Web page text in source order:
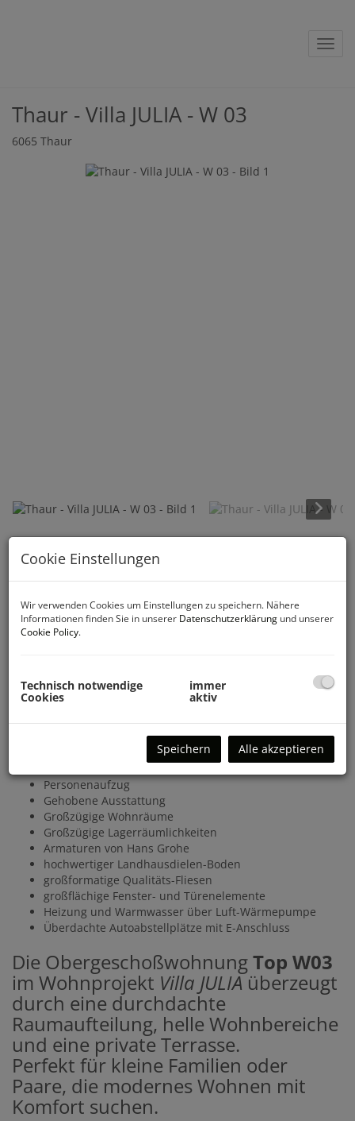
Thaur - Villa JULIA - W 03
6065 Thaur
Beschreibung
überwältigender Wohnlage von Thaur.
Die VILLA JULIA steht für hohe Lebensqualität, großes
Highlights
und qualitätsvolle Ausstattung.
Personenaufzug
Gehobene Ausstattung
Großzügige Wohnräume
Großzügige Lagerräumlichkeiten
Armaturen von Hans Grohe
hochwertiger Landhausdielen-Boden
großformatige Qualitäts-Fliesen
großflächige Fenster- und Türenelemente
Heizung und Warmwasser über Luft-Wärmepumpe
Überdachte Autoabstellplätze mit E-Anschluss
Die ObergeschoßwohnungTop W03
im Wohnprojekt Villa JULIAüberzeugt
durch eine durchdachte
Raumaufteilung, helle Wohnbereiche
und eine private Terrasse.
Perfekt für kleine Familien oder
Paare, die modernes Wohnen mit
Komfort suchen.
Cookie Einstellungen
Wir verwenden Cookies um Einstellungen zu speichern. Nähere
Informationen finden Sie in unserer Datenschutzerklärung und unserer
Cookie Policy.
Technisch notwendige
Cookies
immer
aktiv
Speichern Alle akzeptieren